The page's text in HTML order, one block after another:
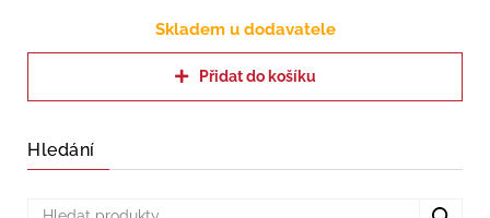
Skladem u dodavatele
Přidat do košíku
Hledání